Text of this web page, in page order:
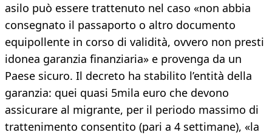
asilo può essere trattenuto nel caso «non abbia
consegnato il passaporto o altro documento
equipollente in corso di validità, ovvero non presti
idonea garanzia finanziaria» e provenga da un
Paese sicuro. Il decreto ha stabilito l’entità della
garanzia: quei quasi 5mila euro che devono
assicurare al migrante, per il periodo massimo di
trattenimento consentito (pari a 4 settimane), «la